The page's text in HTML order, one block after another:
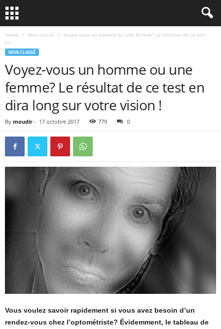
Home Non classé
Voyez-vous un homme ou une femme? Le résultat de ce test
en...
NON CLASSÉ
Voyez-vous un homme ou une
femme? Le résultat de ce test en
dira long sur votre vision !
By moudir - 17 octobre 2017 779 0
Vous voulez savoir rapidement si vous avez besoin d’un
rendez-vous chez l’optométriste? Évidemment, le tableau de